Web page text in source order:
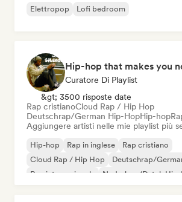
Elettropop
Lofi bedroom
Hip-hop that makes you
Curatore Di Playlist
&gt; 3500 risposte date
Rap cristianoCloud Rap / Hip Hop
Deutschrap/German Hip-HopHip-hop
Aggiungere artisti nelle mie playlist più
Hip-hop Rap in inglese
Rap cristiano
Cloud Rap / Hip Hop
Deutschrap/
Rap internazionale
Nederhop/Dutch Hip-